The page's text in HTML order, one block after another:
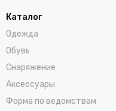
Каталог
Одежда
Обувь
Снаряжение
Аксессуары
Форма по ведомствам